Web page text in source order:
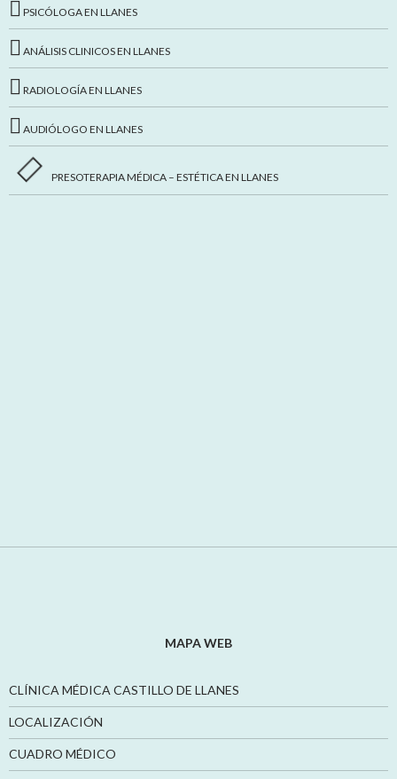
PSICÓLOGA EN LLANES
ANÁLISIS CLINICOS EN LLANES
RADIOLOGÍA EN LLANES
AUDIÓLOGO EN LLANES
PRESOTERAPIA MÉDICA – ESTÉTICA EN LLANES
MAPA WEB
CLÍNICA MÉDICA CASTILLO DE LLANES
LOCALIZACIÓN
CUADRO MÉDICO